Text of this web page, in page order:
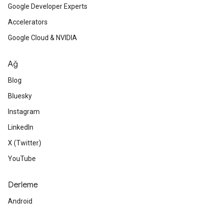
Google Developer Experts
Accelerators
Google Cloud & NVIDIA
Ağ
Blog
Bluesky
Instagram
LinkedIn
X (Twitter)
YouTube
Derleme
Android